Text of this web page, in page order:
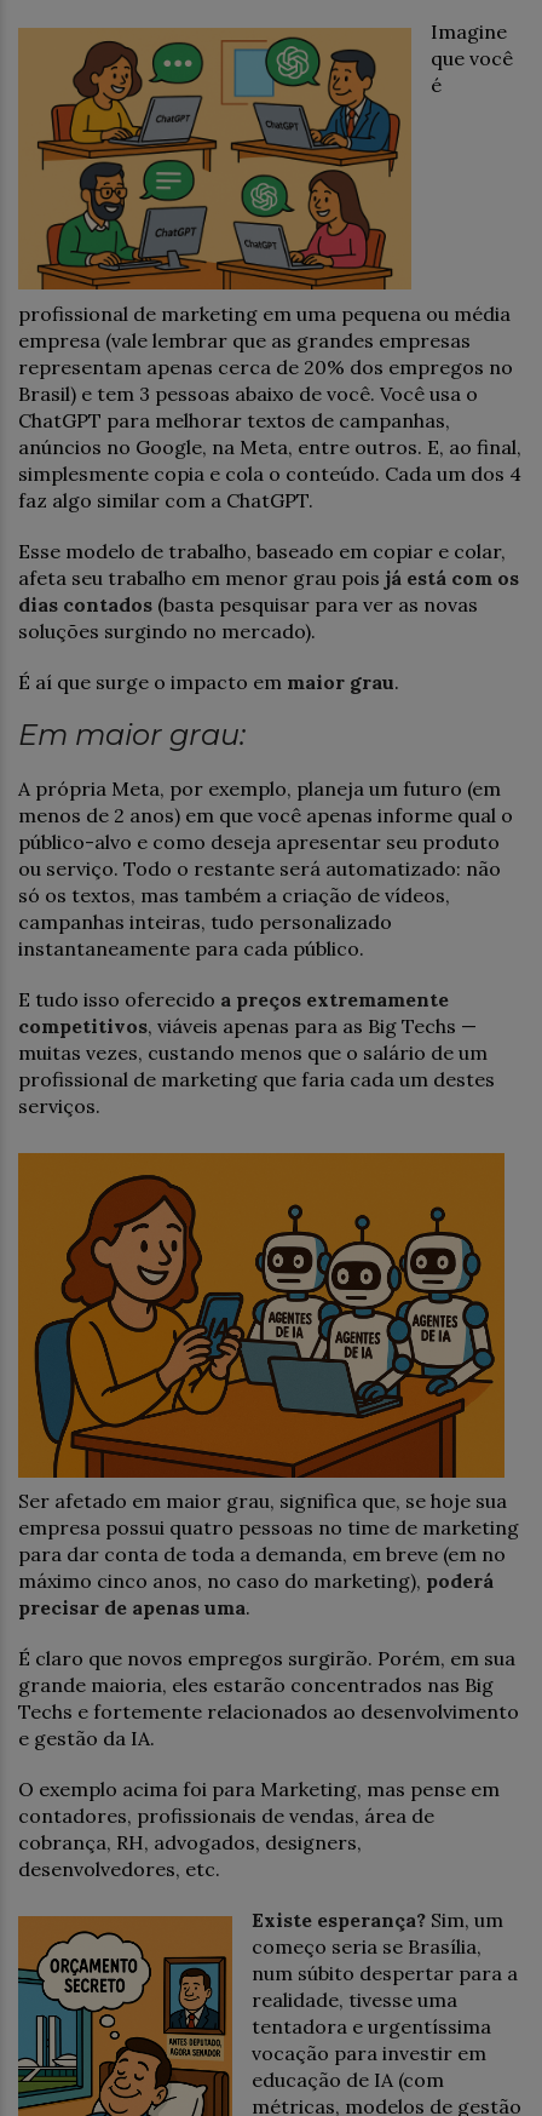
Imagine
que você
é
profissional de marketing em uma pequena ou média
empresa (vale lembrar que as grandes empresas
representam apenas cerca de 20% dos empregos no
Brasil) e tem 3 pessoas abaixo de você. Você usa o
ChatGPT para melhorar textos de campanhas,
anúncios no Google, na Meta, entre outros. E, ao final,
simplesmente copia e cola o conteúdo. Cada um dos 4
faz algo similar com a ChatGPT.
Esse modelo de trabalho, baseado em copiar e colar,
afeta seu trabalho em menor grau pois já está com os
dias contados (basta pesquisar para ver as novas
soluções surgindo no mercado).
É aí que surge o impacto em maior grau.
Em maior grau:
A própria Meta, por exemplo, planeja um futuro (em
menos de 2 anos) em que você apenas informe qual o
público-alvo e como deseja apresentar seu produto
ou serviço. Todo o restante será automatizado: não
só os textos, mas também a criação de vídeos,
campanhas inteiras, tudo personalizado
instantaneamente para cada público.
E tudo isso oferecido a preços extremamente
competitivos, viáveis apenas para as Big Techs —
muitas vezes, custando menos que o salário de um
profissional de marketing que faria cada um destes
serviços.
Ser afetado em maior grau, significa que, se hoje sua
empresa possui quatro pessoas no time de marketing
para dar conta de toda a demanda, em breve (em no
máximo cinco anos, no caso do marketing), poderá
precisar de apenas uma.
É claro que novos empregos surgirão. Porém, em sua
grande maioria, eles estarão concentrados nas Big
Techs e fortemente relacionados ao desenvolvimento
e gestão da IA.
O exemplo acima foi para Marketing, mas pense em
contadores, profissionais de vendas, área de
cobrança, RH, advogados, designers,
desenvolvedores, etc.
Existe esperança? Sim, um
começo seria se Brasília,
num súbito despertar para a
realidade, tivesse uma
tentadora e urgentíssima
vocação para investir em
educação de IA (com
métricas, modelos de gestão